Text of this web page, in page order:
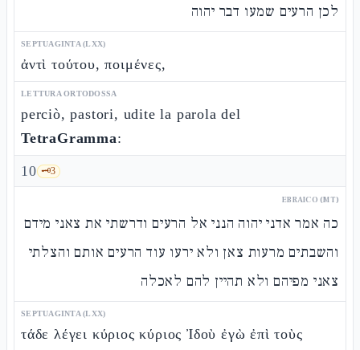
לכן הרעים שמעו דבר יהוה
SEPTUAGINTA (LXX)
ἀντὶ τούτου, ποιμένες,
LETTURA ORTODOSSA
perciò, pastori, udite la parola del
TetraGramma:
10 🗝️3
EBRAICO (MT)
כה אמר אדני יהוה הנני אל הרעים ודרשתי את צאני מידם
והשבתים מרעות צאן ולא ירעו עוד הרעים אותם והצלתי
צאני מפיהם ולא תהיין להם לאכלה
SEPTUAGINTA (LXX)
τάδε λέγει κύριος κύριος Ἰδοὺ ἐγὼ ἐπὶ τοὺς